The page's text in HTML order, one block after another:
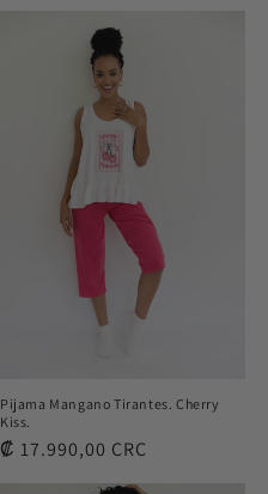
Pijama Mangano Tirantes. Cherry
Kiss.
Precio
₡ 17.990,00 CRC